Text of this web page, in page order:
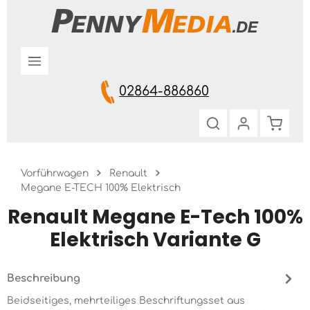
Zum Hauptinhalt springen
02864-886860
Vorführwagen
Renault
Megane E-TECH 100% Elektrisch
Renault Megane E-Tech 100%
Elektrisch Variante G
Beschreibung
Beidseitiges, mehrteiliges Beschriftungsset aus